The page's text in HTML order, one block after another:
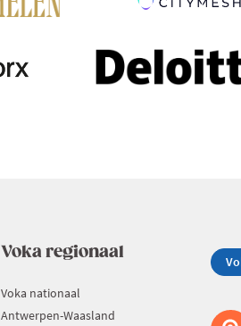
Voka regionaal
Voka nationaal
Antwerpen-Waasland